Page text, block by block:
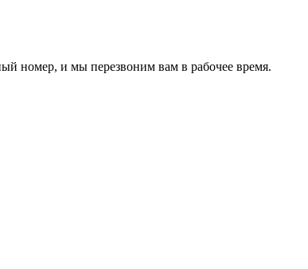
номер, и мы перезвоним вам в рабочее время.